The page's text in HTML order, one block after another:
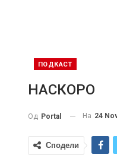
ПОДКАСТ
НАСКОРО
Од Portal На 24
Сподели